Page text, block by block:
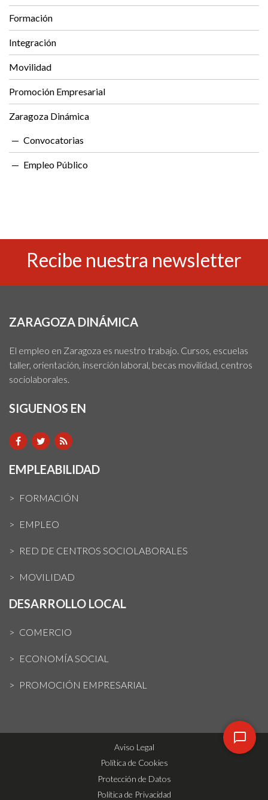
Formación
Integración
Movilidad
Promoción Empresarial
Zaragoza Dinámica
Convocatorias
Empleo Público
Recibe nuestra newsletter
ZARAGOZA DINÁMICA
El empleo en Zaragoza es nuestro trabajo. Cursos, escuelas
taller, orientación, inserción laboral, becas movilidad, centros
sociolaborales.
SIGUENOS EN
EMPLEABILIDAD
FORMACIÓN
EMPLEO
RED DE CENTROS SOCIOLABORALES
MOVILIDAD
DESARROLLO LOCAL
COMERCIO
ECONOMÍA SOCIAL
PROMOCIÓN EMPRESARIAL
Aviso Legal
Política de Cookies
Protección de Datos
Política de Privacidad